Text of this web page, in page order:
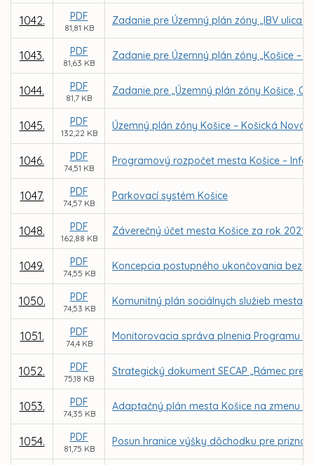
1042. PDF
81,81 KB
Zadanie pre Územný plán zóny „IBV ulica
1043. PDF
81,63 KB
Zadanie pre Územný plán zóny „Košice –
1044. PDF
81,7 KB
Zadanie pre „Územný plán zóny Košice,
1045. PDF
132,22 KB
Územný plán zóny Košice – Košická Nová
1046. PDF
74,51 KB
Programový rozpočet mesta Košice –
1047. PDF
74,57 KB
Parkovací systém Košice
1048. PDF
162,88 KB
Záverečný účet mesta Košice za rok 2021
1049. PDF
74,55 KB
Koncepcia postupného ukončovania
1050. PDF
74,53 KB
Komunitný plán sociálnych služieb mesta
1051. PDF
74,4 KB
Monitorovacia správa plnenia Programu
1052. PDF
75,18 KB
Strategický dokument SECAP „Rámec
1053. PDF
74,35 KB
Adaptačný plán mesta Košice na zmenu
1054. PDF
81,75 KB
Posun hranice výšky dôchodku pre